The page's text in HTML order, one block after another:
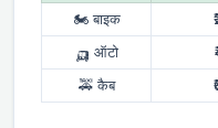
🏍 बाइक
🛺 ऑटो
🚕 कैब